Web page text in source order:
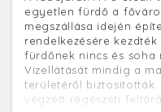
egyetlen fürdő a
megszállása idején
rendelkezésére kezdték
fürdőnek nincs és soha
Vízellátását mindig a
területéről biztosították.
végzett régészeti